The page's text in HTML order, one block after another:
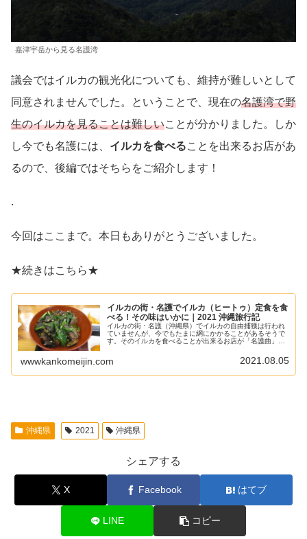
嘉津宇岳から見る名護湾
議会ではイルカの観光化についても、維持が難しいとして
同意されませんでした。ということで、現在の名護湾で野
生のイルカを見ることは難しいことが分かりました。しか
し今でも名護には、 イルカを食べることを出来るお店があ
るので、後編ではそちらをご紹介します！
.
今回はここまで。本日もありがとうございました。
★続きはこちら★
イルカの街・名護でイルカ（ヒートゥ）定食を食
べる！その味はいかに｜2021 沖縄旅行記
イルカの街・名護（沖縄県）でイルカの自由捕獲は行われ
ていませんが、今でもたまに網にかかることがあるそうで
す。そのイルカを食べることが出来るお店が「名護曲」さ
イルカの肉と思われる真っ黒な塊と、白くて薄い身がたっ
ぷりと盛られたどんぶりがやって来ました。その味はいか
wwwkankomeijin.com 2021.08.05
沖縄県 2021 沖縄県
シェアする
X Facebook はてブ
LINE コピー